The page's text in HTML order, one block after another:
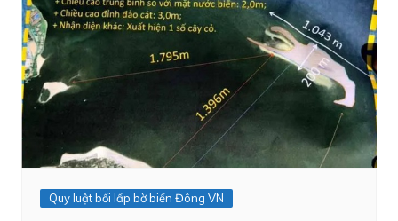
Quy luật bối lấp bờ biển Đông VN